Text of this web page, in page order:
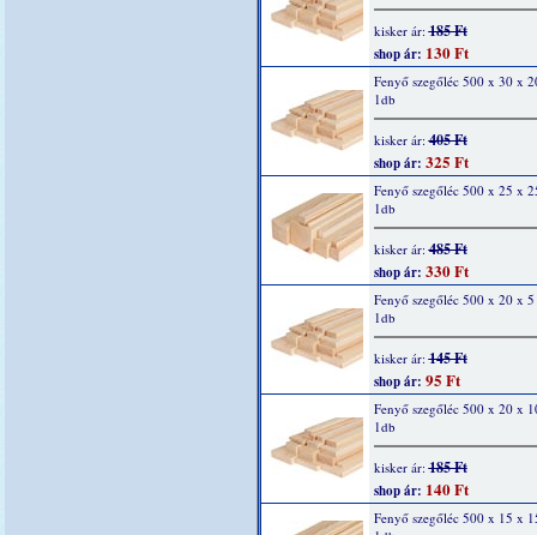
kisker ár:185 Ft
shop ár: 130 Ft
Fenyő szegőléc 500 x 30 x
1db
kisker ár:405 Ft
shop ár: 325 Ft
Fenyő szegőléc 500 x 25 x
1db
kisker ár:485 Ft
shop ár: 330 Ft
Fenyő szegőléc 500 x 20 x
1db
kisker ár:145 Ft
shop ár: 95 Ft
Fenyő szegőléc 500 x 20 x
1db
kisker ár:185 Ft
shop ár: 140 Ft
Fenyő szegőléc 500 x 15 x